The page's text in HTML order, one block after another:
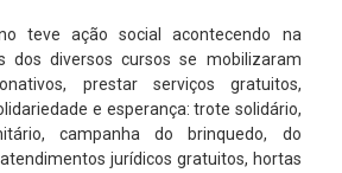
teve ação social acontecendo na
dos diversos cursos se mobilizaram
prestar serviços gratuitos,
e esperança: trote solidário,
campanha do brinquedo, do
jurídicos gratuitos, hortas